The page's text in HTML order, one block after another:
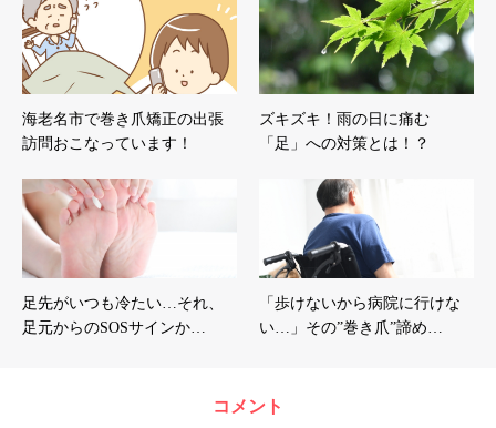
海老名市で巻き爪矯正の出張
訪問おこなっています！
ズキズキ！雨の日に痛む
「足」への対策とは！？
足先がいつも冷たい…それ、
足元からのSOSサインか…
「歩けないから病院に行けな
い…」その”巻き爪”諦め…
コメント